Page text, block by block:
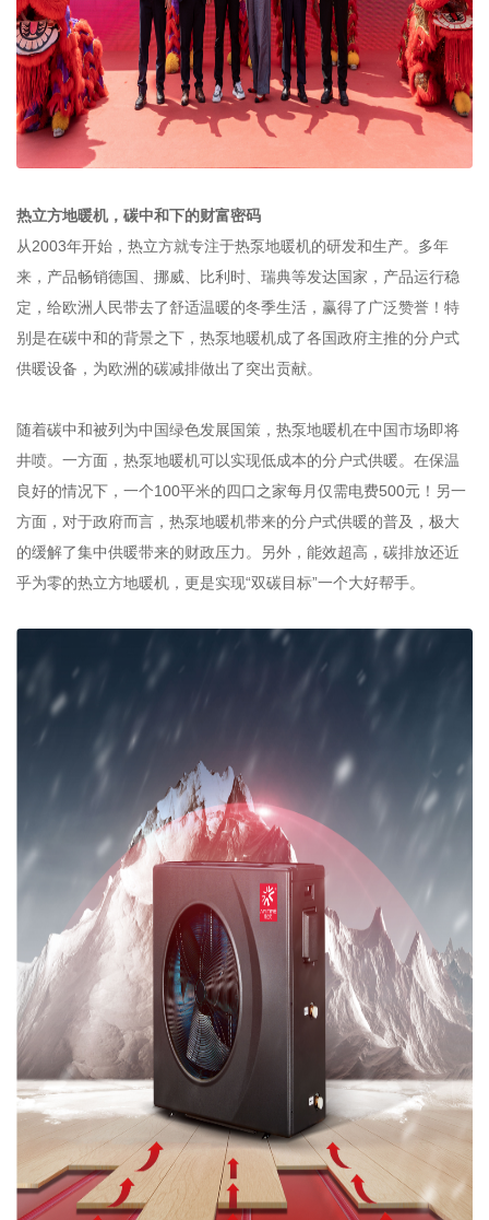
热立方地暖机，碳中和下的财富密码
从2003年开始，热立方就专注于热泵地暖机的研发和生产。多年
来，产品畅销德国、挪威、比利时、瑞典等发达国家，产品运行稳
定，给欧洲人民带去了舒适温暖的冬季生活，赢得了广泛赞誉！特
别是在碳中和的背景之下，热泵地暖机成了各国政府主推的分户式
供暖设备，为欧洲的碳减排做出了突出贡献。
随着碳中和被列为中国绿色发展国策，热泵地暖机在中国市场即将
井喷。一方面，热泵地暖机可以实现低成本的分户式供暖。在保温
良好的情况下，一个100平米的四口之家每月仅需电费500元！另一
方面，对于政府而言，热泵地暖机带来的分户式供暖的普及，极大
的缓解了集中供暖带来的财政压力。另外，能效超高，碳排放还近
乎为零的热立方地暖机，更是实现“双碳目标”一个大好帮手。